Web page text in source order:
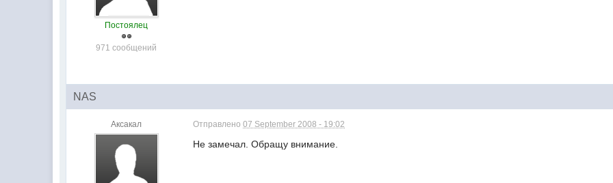
Постоялец
971 сообщений
NAS
Аксакал Отправлено07 September 2008 - 19:02
Не замечал. Обращу внимание.